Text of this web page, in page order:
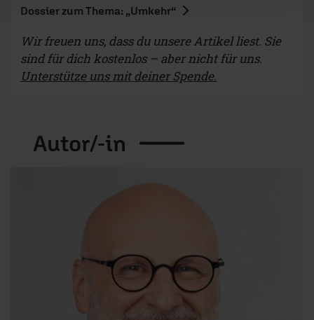
Dossier zum Thema: „Umkehr“
Wir freuen uns, dass du unsere Artikel liest. Sie
sind für dich kostenlos – aber nicht für uns.
Unterstütze uns mit deiner Spende.
Autor/-in